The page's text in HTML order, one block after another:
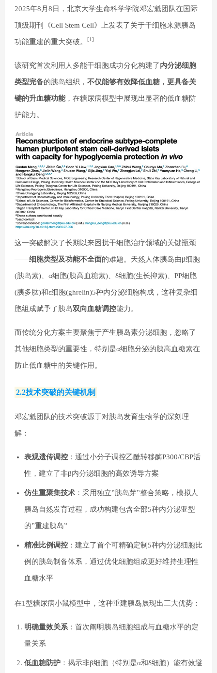
2025年8月8日，北京大学生命科学学院邓宏魁团队在国际
顶级期刊《Cell Stem Cell》上发表了关于干细胞来源胰岛
功能重建的重大突破。 [1]
该研究首次利用人多能干细胞成功分化构建了内分泌细胞
类型完备的胰岛组织， 不仅能够有效降低血糖，更具备关
键的升血糖功能，在糖尿病模型中展现出显著的低血糖防
护能力。
这一突破解决了长期以来困扰干细胞治疗领域的关键瓶颈
——细胞类型及功能不全面的难题。天然人体胰岛由β细胞
(胰岛素)、α细胞(胰高血糖素)、δ细胞(生长抑素)、PP细胞
(胰多肽)和ε细胞(ghrelin)5种内分泌细胞构成，这种复杂细
胞组成赋予了胰岛双向血糖调控能力。
而传统分化方案主要聚焦于产生胰岛素分泌细胞，忽略了
其他细胞类型的重要性，特别是α细胞分泌的胰高血糖素在
防止低血糖中的关键作用。
2.2技术突破的关键机制
邓宏魁团队的技术突破源于对胰岛发育生物学的深刻理
解：
表观遗传调控 ：通过小分子调控乙酰转移酶P300/CBP活
性，建立了非β内分泌细胞的高效诱导方案
仿生重聚集技术 ：采用独立”胰岛芽”整合策略，模拟人
胰岛自然发育过程，成功构建包含全部5种内分泌亚型
的”重建胰岛”
精准比例调控 ：建立了首个可精确定制5种内分泌细胞比
例的胰岛制备体系，通过优化细胞组成更好维持生理性
血糖水平
在1型糖尿病小鼠模型中，这种重建胰岛展现出三大优势：
明确量效关系：首次阐明胰岛细胞组成与血糖水平的定
量关系
低血糖防护 ：揭示非β细胞（特别是α和δ细胞）能有效避